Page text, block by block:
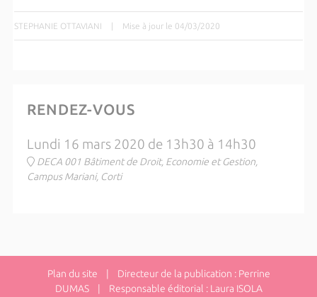
STEPHANIE OTTAVIANI | Mise à jour le 04/03/2020
RENDEZ-VOUS
Lundi 16 mars 2020 de 13h30 à 14h30
DECA 001 Bâtiment de Droit, Economie et Gestion,
Campus Mariani, Corti
Plan du site | Directeur de la publication : Perrine
DUMAS | Responsable éditorial : Laura ISOLA